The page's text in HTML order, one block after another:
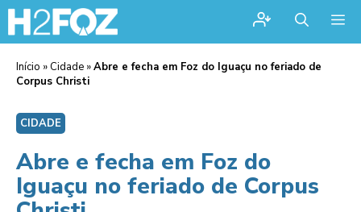
Início » Cidade »Abre e fecha em Foz do Iguaçu no feriado de
Corpus Christi
CIDADE
Abre e fecha em Foz do
Iguaçu no feriado de Corpus